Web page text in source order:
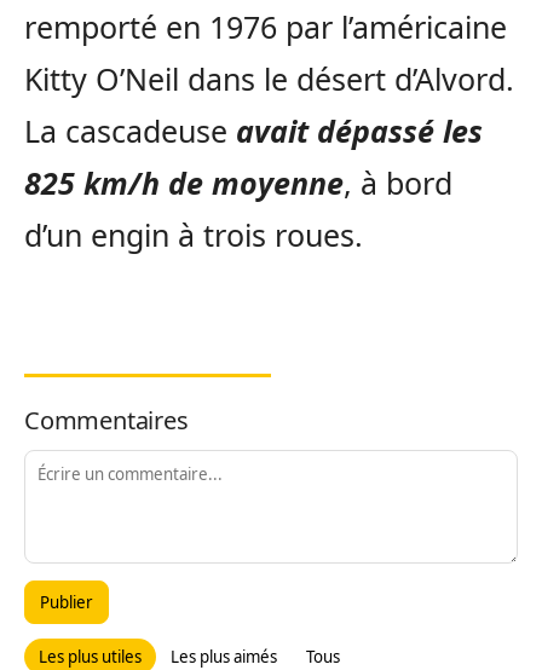
remporté en 1976 par l’américaine
Kitty O’Neil dans le désert d’Alvord.
La cascadeuse avait dépassé les
825 km/h de moyenne, à bord
d’un engin à trois roues.
Commentaires
Publier
Les plus utiles Les plus aimés Tous